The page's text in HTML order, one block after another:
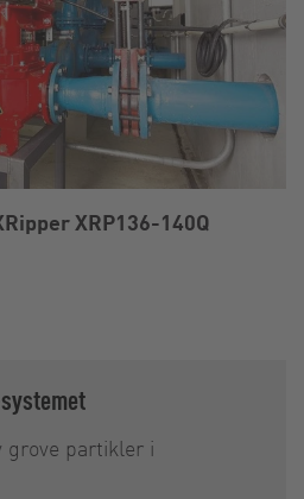
XRP136-140Q
grove partikler i